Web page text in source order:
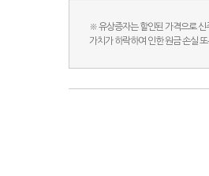
※ 유상증자는 할인된 가격으로 신
가치가 하락하여 인한 원금 손실